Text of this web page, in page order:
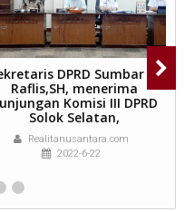
DPRD Sumbar H.
Raflis,SH, menerima
Komisi III DPRD
Solok Selatan,
Realitanusantara.com
2022-6-22